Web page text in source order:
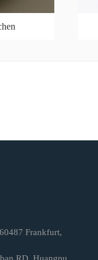
Frankfurt,
RD, Huangpu